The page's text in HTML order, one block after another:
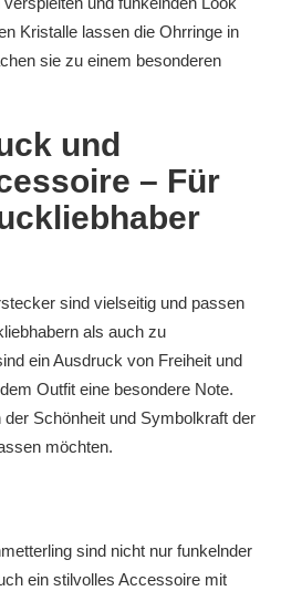
Kristalle lassen die Ohrringe in
sie zu einem besonderen
und
– Für
sind vielseitig und passen
als auch zu
ein Ausdruck von Freiheit und
Outfit eine besondere Note.
Schönheit und Symbolkraft der
möchten.
sind nicht nur funkelnder
ein stilvolles Accessoire mit